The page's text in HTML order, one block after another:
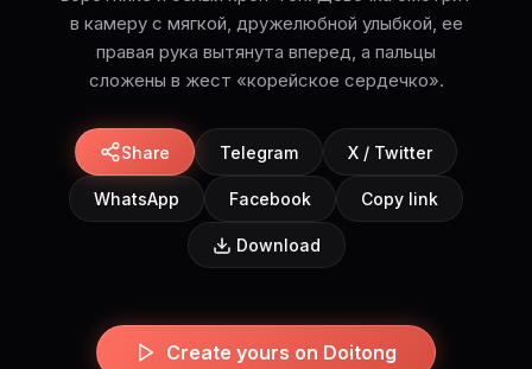
в камеру с мягкой, дружелюбной улыбкой, ее
правая рука вытянута вперед, а пальцы
сложены в жест «корейское сердечко».
Share Telegram X / Twitter
WhatsApp Facebook Copy link
Download
Create yours on Doitong